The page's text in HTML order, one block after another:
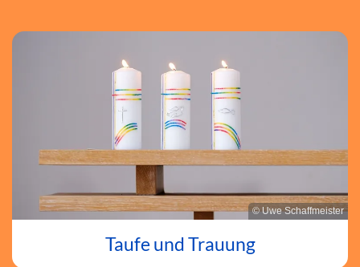
© Uwe Schaffmeister
Taufe und Trauung